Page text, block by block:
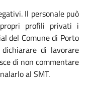
Il personale può
profili privati i
del Comune di Porto
di lavorare
di non commentare
al SMT.